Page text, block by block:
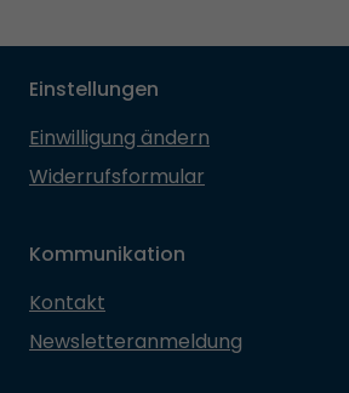
Einstellungen
Einwilligung ändern
Widerrufsformular
Kommunikation
Kontakt
Newsletteranmeldung